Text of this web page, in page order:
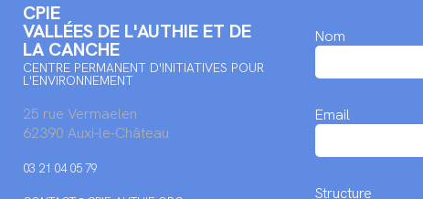
CPIE
VALLÉES DE L'AUTHIE ET DE
LA CANCHE
CENTRE PERMANENT D'INITIATIVES POUR
L'ENVIRONNEMENT
25 rue Vermaelen
62390 Auxi-le-Château
03 21 04 05 79
Nom
Email
Structure